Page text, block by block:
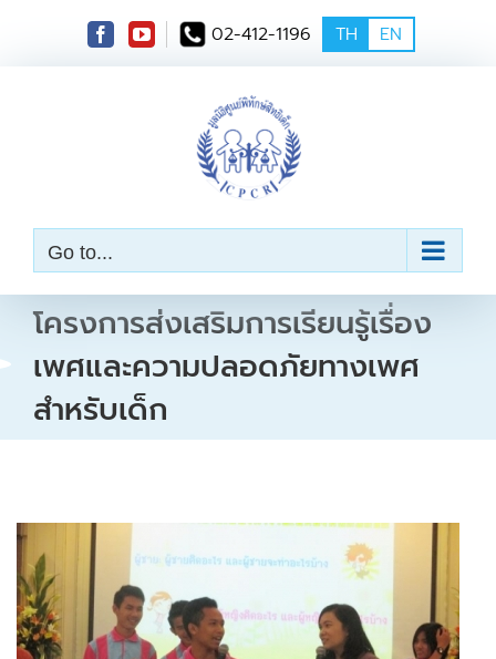
t
02-412-1196 TH EN
Go to...
โครงการส่งเสริมการเรียนรู้เรื่อง
เพศและความปลอดภัยทางเพศ
สำหรับเด็ก